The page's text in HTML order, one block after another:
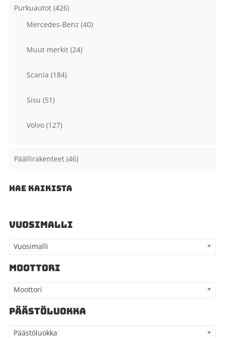
Purkuautot (426)
Mercedes-Benz (40)
Muut merkit (24)
Scania (184)
Sisu (51)
Volvo (127)
Päällirakenteet (46)
HAE KAIKISTA
VUOSIMALLI
Vuosimalli
MOOTTORI
Moottori
PÄÄSTÖLUOKKA
Päästöluokka